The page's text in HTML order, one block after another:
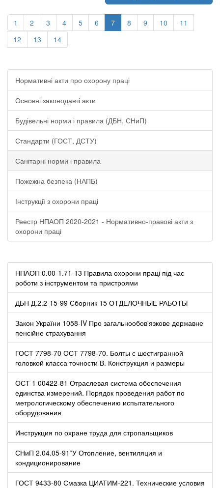
1 2 3 4 5 6 7 8 9 10
11
12
13 14
Нормативні акти про охорону праці
Основні законодавчі акти
Будівельні норми і правила (ДБН, СНиП)
Стандарти (ГОСТ, ДСТУ)
Санітарні норми і правила
Пожежна безпека (НАПБ)
Інструкції з охорони праці
Реестр НПАОП 2020-2021 - Нормативно-правові акти з
охорони праці
НПАОП 0.00-1.71-13 Правила охорони праці під час
роботи з інструментом та пристроями
ДБН Д.2.2-15-99 Сборник 15 ОТДЕЛОЧНЫЕ РАБОТЫ
Закон України 1058-IV Про загальнообов'язкове державне
пенсійне страхування
ГОСТ 7798-70 ОСТ 7798-70. Болты с шестигранной
головкой класса точности В. Конструкция и размеры
ОСТ 1 00422-81 Отраслевая система обеспечения
единства измерений. Порядок проведения работ по
метрологическому обеспечению испытательного
оборудования
Инструкция по охране труда для стропальщиков
СНиП 2.04.05-91*У Отопление, вентиляция и
кондиционирование
ГОСТ 9433-80 Смазка ЦИАТИМ-221. Технические условия